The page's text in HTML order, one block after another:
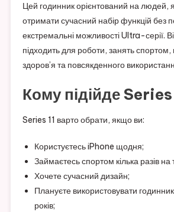
Цей годинник орієнтований на людей,
отримати сучасний набір функцій без
екстремальні можливості Ultra-серії.
підходить для роботи, занять
здоров’я та повсякденного
Кому підійде Series
Series 11 варто обрати, якщо ви:
Користуєтесь iPhone щодня;
Займаєтесь спортом кілька разів на
Хочете сучасний дизайн;
Плануєте використовувати
років;